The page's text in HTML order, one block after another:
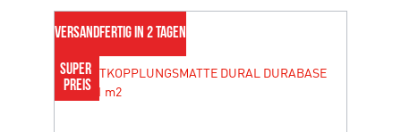
VERSANDFERTIG IN 2 TAGEN
SUPER
PREIS